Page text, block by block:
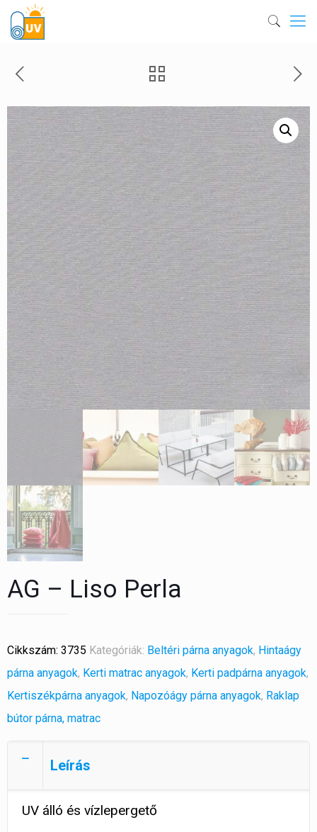
AG – Liso Perla
Cikkszám: 3735 Kategóriák: Beltéri párna anyagok, Hintaágy
párna anyagok, Kerti matrac anyagok, Kerti padpárna anyagok,
Kertiszékpárna anyagok, Napozóágy párna anyagok, Raklap
bútor párna, matrac
Leírás
UV álló és vízlepergető